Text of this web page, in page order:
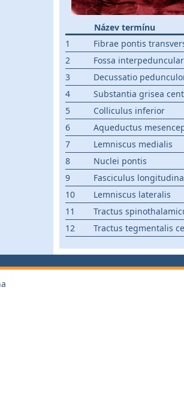
Název termínu
1
Fibrae pontis
2
Fossa
3
Decussatio
4
Substantia grisea
5
Colliculus inferior
6
Aqueductus
7
Lemniscus medialis
8
Nuclei pontis
9
Fasciculus
10
Lemniscus lateralis
11
Tractus
12
Tractus tegmentalis